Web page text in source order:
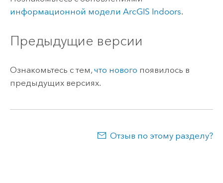
информационной модели ArcGIS Indoors.
Предыдущие версии
Ознакомьтесь с тем, что нового появилось в
предыдущих версиях.
Отзыв по этому разделу?